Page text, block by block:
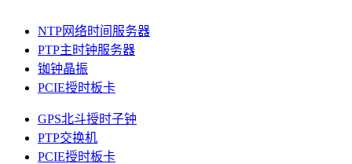
NTP网络时间服务器
PTP主时钟服务器
铷钟晶振
PCIE授时板卡
GPS北斗授时子钟
PTP交换机
PCIE授时板卡